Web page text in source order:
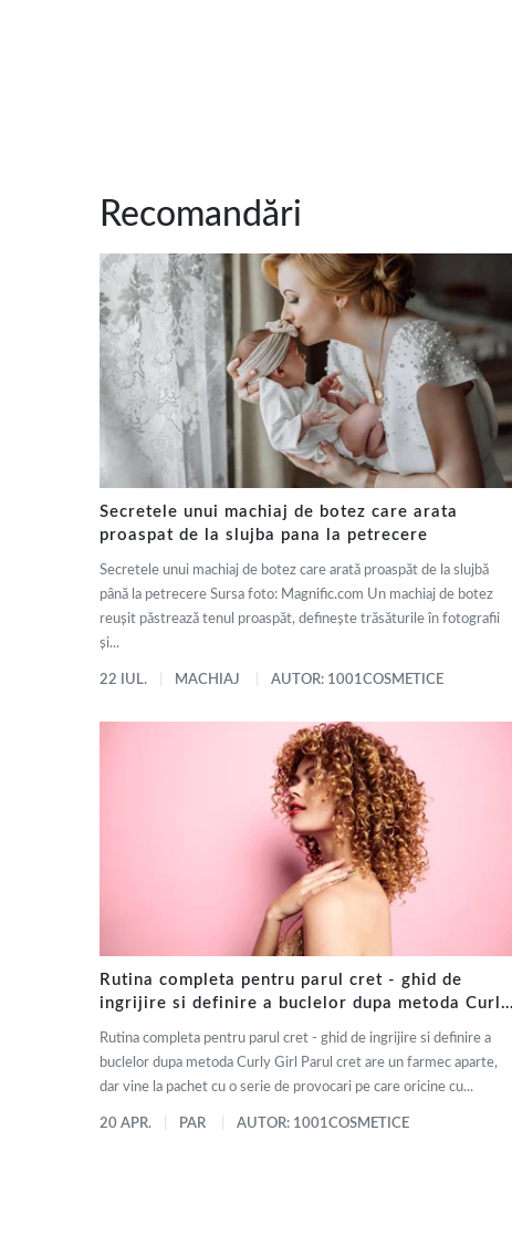
Recomandări
Secretele unui machiaj de botez care arata
proaspat de la slujba pana la petrecere
Secretele unui machiaj de botez care arată proaspăt de la slujbă
până la petrecere Sursa foto: Magnific.com Un machiaj de botez
reușit păstrează tenul proaspăt, definește trăsăturile în fotografii
și...
22 IUL. MACHIAJ AUTOR: 1001COSMETICE
Rutina completa pentru parul cret - ghid de
ingrijire si definire a buclelor dupa metoda Curly
Rutina completa pentru parul cret - ghid de ingrijire si definire a
buclelor dupa metoda Curly Girl Parul cret are un farmec aparte,
dar vine la pachet cu o serie de provocari pe care oricine cu...
20 APR. PAR AUTOR: 1001COSMETICE